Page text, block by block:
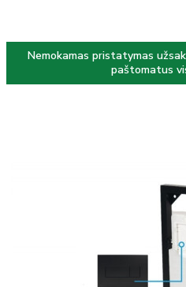
Nemokamas pristatymas
paštomatus